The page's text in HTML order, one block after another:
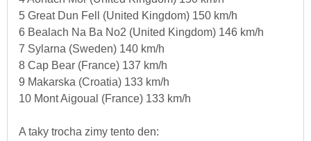
5 Great Dun Fell (United Kingdom) 150 km/h
6 Bealach Na Ba No2 (United Kingdom) 146 km/h
7 Sylarna (Sweden) 140 km/h
8 Cap Bear (France) 137 km/h
9 Makarska (Croatia) 133 km/h
10 Mont Aigoual (France) 133 km/h
A taky trocha zimy tento den: